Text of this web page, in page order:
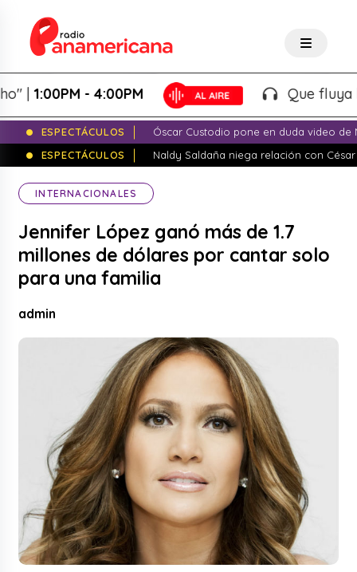
1:00PM - 4:00PM Que fluya la
ESPECTÁCULOS
Óscar Custodio pone en duda video de
ESPECTÁCULOS
Naldy Saldaña niega relación con
INTERNACIONALES
Jennifer López ganó más de 1.7
millones de dólares por cantar solo
para una familia
admin